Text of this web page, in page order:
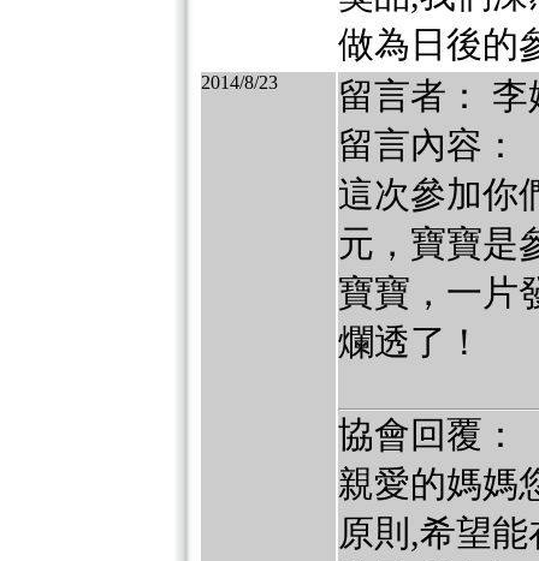
做為日後的
2014/8/23
留言者： 李
留言內容：
這次參加你
元，寶寶是
寶寶，一片
爛透了！
協會回覆：
親愛的媽媽
原則,希望